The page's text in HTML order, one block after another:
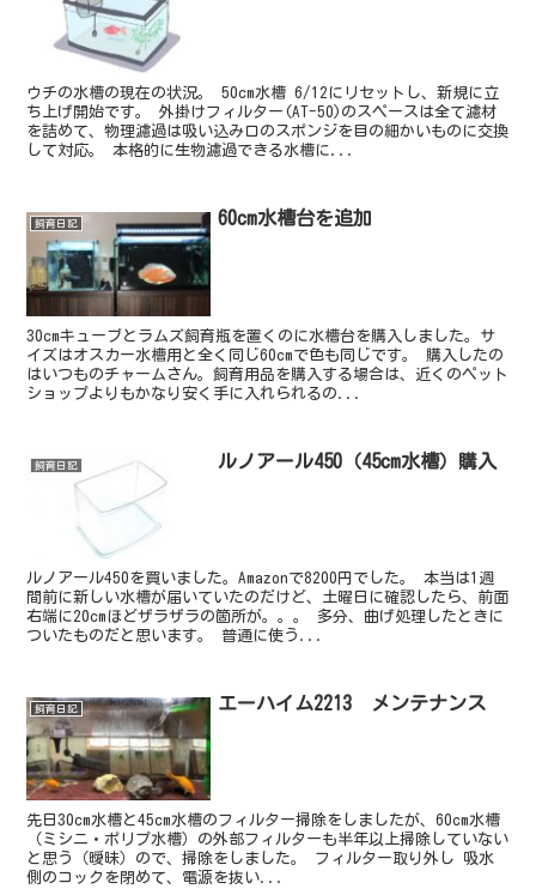
ウチの水槽の現在の状況。 50cm水槽 6/12にリセットし、新規に立
ち上げ開始です。 外掛けフィルター(AT-50)のスペースは全て濾材
を詰めて、物理濾過は吸い込み口のスポンジを目の細かいものに交換
して対応。 本格的に生物濾過できる水槽に...
飼育日記 60cm水槽台を追加
30cmキューブとラムズ飼育瓶を置くのに水槽台を購入しました。サ
イズはオスカー水槽用と全く同じ60cmで色も同じです。 購入したの
はいつものチャームさん。飼育用品を購入する場合は、近くのペット
ショップよりもかなり安く手に入れられるの...
飼育日記 ルノアール450（45cm水槽）購入
ルノアール450を買いました。Amazonで8200円でした。 本当は1週
間前に新しい水槽が届いていたのだけど、土曜日に確認したら、前面
右端に20cmほどザラザラの箇所が。。。 多分、曲げ処理したときに
ついたものだと思います。 普通に使う...
飼育日記 エーハイム2213 メンテナンス
先日30cm水槽と45cm水槽のフィルター掃除をしましたが、60cm水槽
（ミシニ・ポリプ水槽）の外部フィルターも半年以上掃除していない
と思う（曖昧）ので、掃除をしました。 フィルター取り外し 吸水
側のコックを閉めて、電源を抜い...